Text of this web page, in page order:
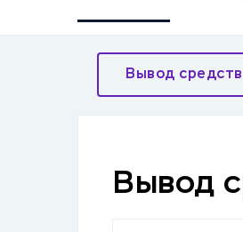
Вывод средств
Вывод